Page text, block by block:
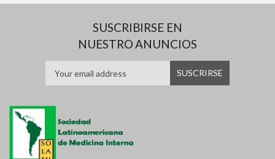
SUSCRIBIRSE EN
NUESTRO ANUNCIOS